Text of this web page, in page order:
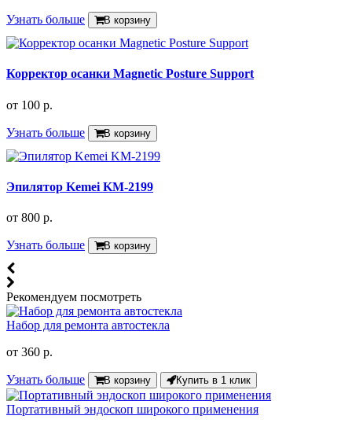
Узнать больше В корзину
Корректор осанки Magnetic Posture Support
от 100 р.
Узнать больше В корзину
Эпилятор Kemei KM-2199
от 800 р.
Узнать больше В корзину
Рекомендуем посмотреть
Набор для ремонта автостекла
от 360 р.
Узнать больше В корзину Купить в 1 клик
Портативный эндоскоп широкого применения